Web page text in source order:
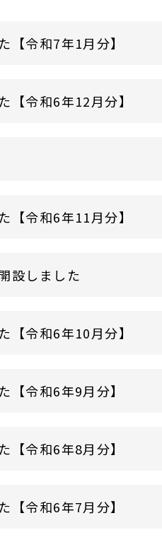
【令和7年1月分】
【令和6年12月分】
【令和6年11月分】
設しました
【令和6年10月分】
【令和6年9月分】
【令和6年8月分】
【令和6年7月分】